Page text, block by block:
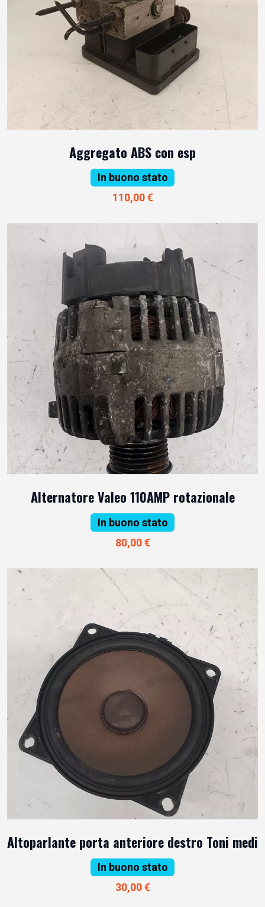
Aggregato ABS con esp
In buono stato
110,00 €
Alternatore Valeo 110AMP rotazionale
In buono stato
80,00 €
Altoparlante porta anteriore destro Toni medi
In buono stato
30,00 €